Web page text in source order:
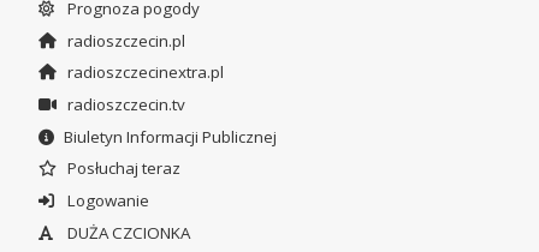
Prognoza pogody
radioszczecin.pl
radioszczecinextra.pl
radioszczecin.tv
Biuletyn Informacji Publicznej
Posłuchaj teraz
Logowanie
DUŻA CZCIONKA